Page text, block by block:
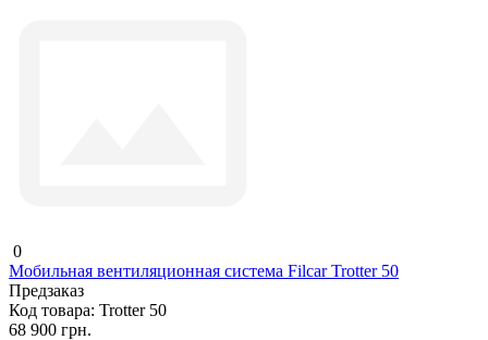
0
Мобильная вентиляционная система Filcar Trotter 50
Предзаказ
Код товара: Trotter 50
68 900 грн.